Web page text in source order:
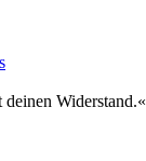
deinen Widerstand.«